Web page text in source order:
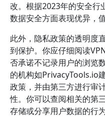
改。根据2023年的安全行
数据安全方面表现优异，
此外，隐私政策的透明度
到保护。你应仔细阅读
否承诺不记录用户的浏览
的机构如PrivacyTools.io
政策，并由第三方进行审
性。你可以查阅相关的第
存储或分享用户数据的行